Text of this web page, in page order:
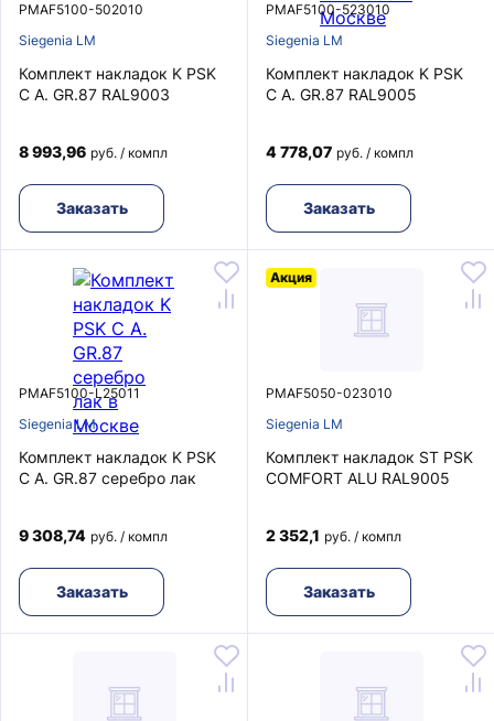
PMAF5100-502010
Siegenia LM
Комплект накладок K PSK
C A. GR.87 RAL9003
8 993,96 руб. / компл
Заказать
PMAF5100-523010
Siegenia LM
Комплект накладок K PSK
C A. GR.87 RAL9005
4 778,07 руб. / компл
Заказать
PMAF5100-L25011
Siegenia LM
Комплект накладок K PSK
C A. GR.87 серебро лак
9 308,74 руб. / компл
Заказать
PMAF5050-023010
Siegenia LM
Акция
Комплект накладок ST PSK
COMFORT ALU RAL9005
2 352,1 руб. / компл
Заказать